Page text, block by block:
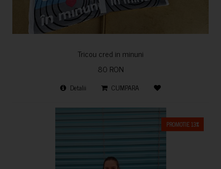
Tricou cred in minuni
80 RON
Detalii CUMPARA
PROMOTIE 13%